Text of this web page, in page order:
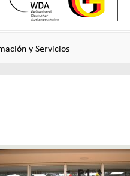
y Servicios